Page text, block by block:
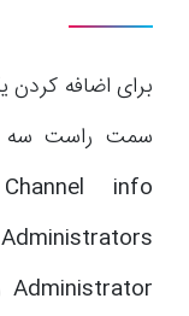
برای اضافه
سمت راست سه
Channel info
Administrators
Administrator